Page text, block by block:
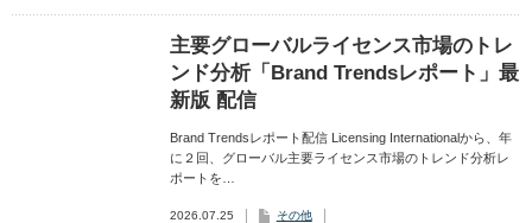
主要グローバルライセンス市場のトレ
ンド分析「Brand Trendsレポート」最
新版 配信
Brand Trendsレポート配信 Licensing Internationalから、年
に２回、グローバル主要ライセンス市場のトレンド分析レ
ポートを…
2026.07.25 その他